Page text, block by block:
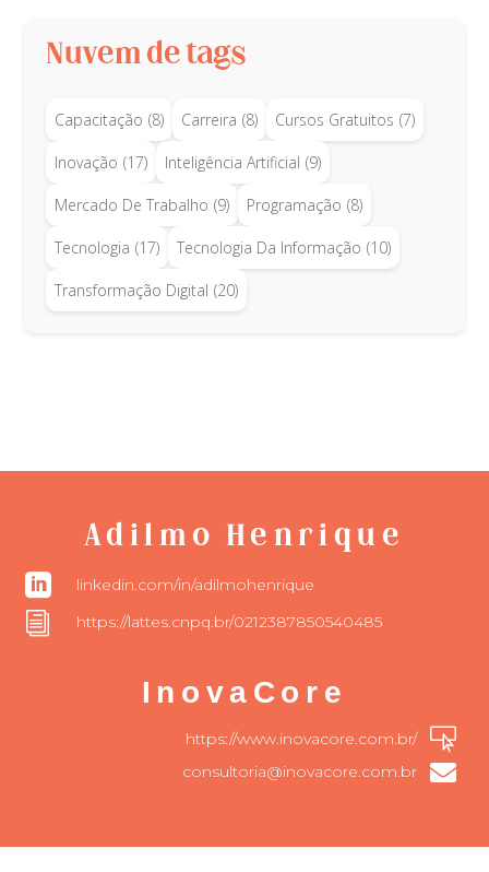
Nuvem de tags
Capacitação (8) Carreira (8) Cursos Gratuitos (7)
Inovação (17) Inteligência Artificial (9)
Mercado De Trabalho (9) Programação (8)
Tecnologia (17) Tecnologia Da Informação (10)
Transformação Digital (20)
Adilmo Henrique
 linkedin.com/in/adilmohenrique
i https://lattes.cnpq.br/0212387850540485
InovaCore

https://www.inovacore.com.br/

consultoria@inovacore.com.br